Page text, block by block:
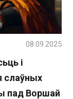
і
слаўных
пад Воршай
08.09.2025